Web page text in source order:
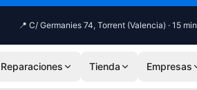
📍 C/ Germanies 74, Torrent (Valencia) · 15
Reparaciones Tienda Empresas